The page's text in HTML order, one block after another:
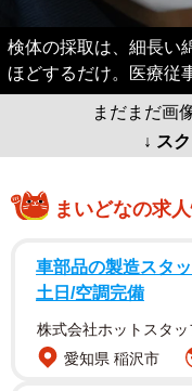
検体の採取は、細長い
ほどするだけ。医療従
まだまだ画
↓ ス
まいどなの求
車部品の製造スタ
土日/空調完備
株式会社ホットスタッ
愛知県 稲沢市